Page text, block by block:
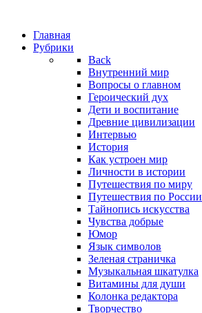
Главная
Рубрики
Back
Внутренний мир
Вопросы о главном
Героический дух
Дети и воспитание
Древние цивилизации
Интервью
История
Как устроен мир
Личности в истории
Путешествия по миру
Путешествия по России
Тайнопись искусства
Чувства добрые
Юмор
Язык символов
Зеленая страничка
Музыкальная шкатулка
Витамины для души
Колонка редактора
Творчество